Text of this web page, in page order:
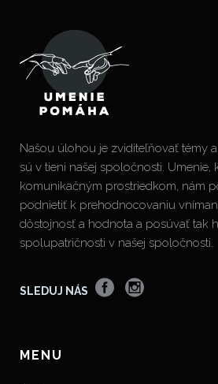
Našou úlohou je zviditeľňovať témy
sú v tieni našej spoločnosti. Umenie,
komunikačným prostriedkom, nám
podnietiť k prehodnocovaniu
dôstojnosť a hodnota a posúvať tak
spolupatričnosti v našej spoločnosti.
SLEDUJ NÁS
MENU